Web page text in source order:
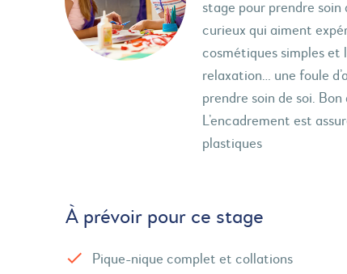
stage pour prendre
curieux qui aiment
cosmétiques simples et
relaxation… une foule
prendre soin de soi.
L’encadrement est
plastiques
À prévoir pour ce stage
Pique-nique complet et collations